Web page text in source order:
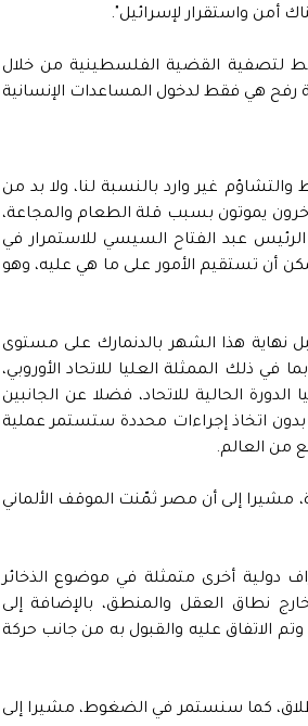
أمن واستقرار لإسرائيل".
خطط لتصفية القضية الفلسطينية من خلال
رفح هي فقط لدخول المساعدات الإنسانية
غير وارد بالنسبة لنا، ولا بد من
يموتون بسبب قلة الطعام والمجاعة،
عبد الفتاح السيسي للاستمرار في
أن تستقيم الأمور على ما هي عليه، وهو
نهاية هذا الشهر بالدنمارك على مستوى
في ذلك الممثلة العليا للاتحاد الأوروبي،
الدورة الحالية للاتحاد، فضلا عن الجانبين
بدون اتخاذ إجراءات محددة ستستمر عملية
من العالم.
مشيرا إلى أن مصر ثمّنت الموقف الألماني
دولية أخرى متمثلة في موضوع الذخائر
نطاق العقل والمنطق، بالإضافة إلى
الاتفاق عليه والقبول به من جانب حركة
كما سنستمر في الضغوط، مشيرا إلى